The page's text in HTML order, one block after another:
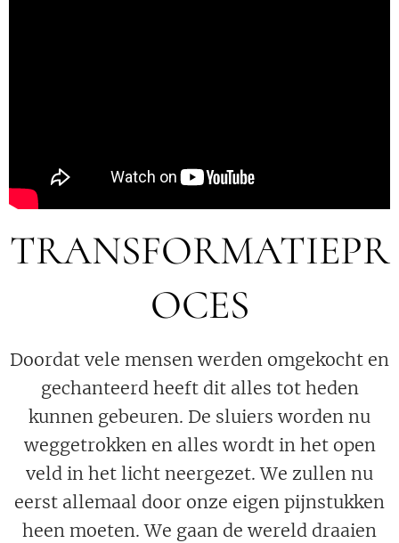
TRANSFORMATIEPR
OCES
Doordat vele mensen werden omgekocht en
gechanteerd heeft dit alles tot heden
kunnen gebeuren. De sluiers worden nu
weggetrokken en alles wordt in het open
veld in het licht neergezet. We zullen nu
eerst allemaal door onze eigen pijnstukken
heen moeten. We gaan de wereld draaien